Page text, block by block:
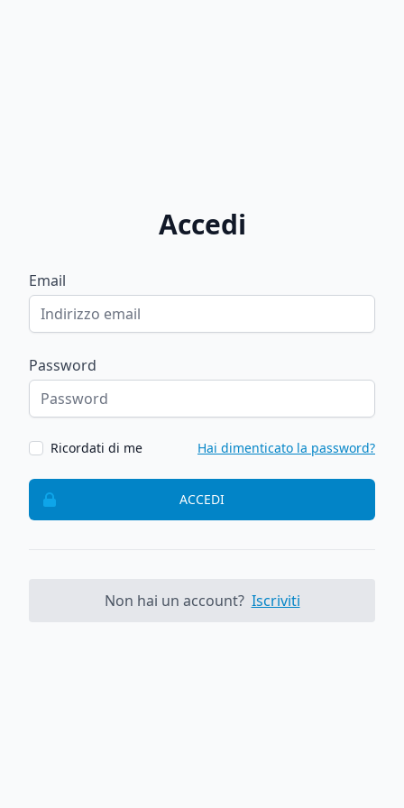
Accedi
Email
Password
Ricordati di me Hai dimenticato la password?
ACCEDI
Non hai un account? Iscriviti